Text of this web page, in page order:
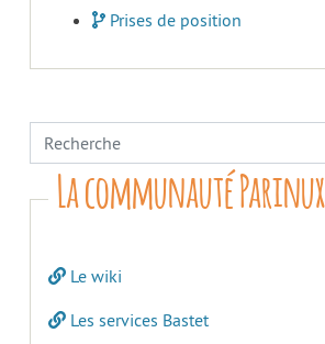
Prises de position
La communauté Parinux
Le wiki
Les services Bastet